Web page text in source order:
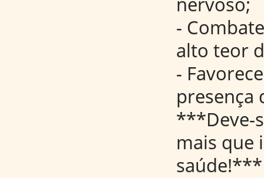
-
alto teor
-
presença
***Deve-
mais que
saúde!***